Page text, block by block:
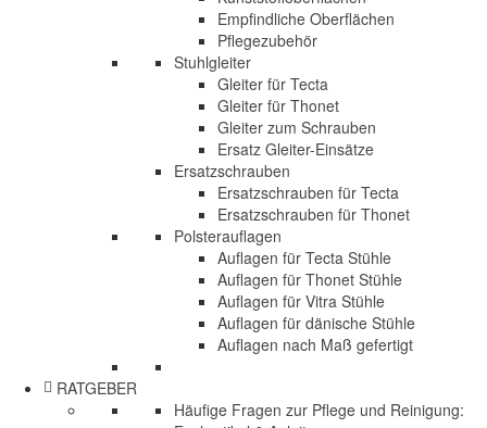
Empfindliche Oberflächen
Pflegezubehör
Stuhlgleiter
Gleiter für Tecta
Gleiter für Thonet
Gleiter zum Schrauben
Ersatz Gleiter-Einsätze
Ersatzschrauben
Ersatzschrauben für Tecta
Ersatzschrauben für Thonet
Polsterauflagen
Auflagen für Tecta Stühle
Auflagen für Thonet Stühle
Auflagen für Vitra Stühle
Auflagen für dänische Stühle
Auflagen nach Maß gefertigt
RATGEBER
Häufige Fragen zur Pflege und Reinigung: